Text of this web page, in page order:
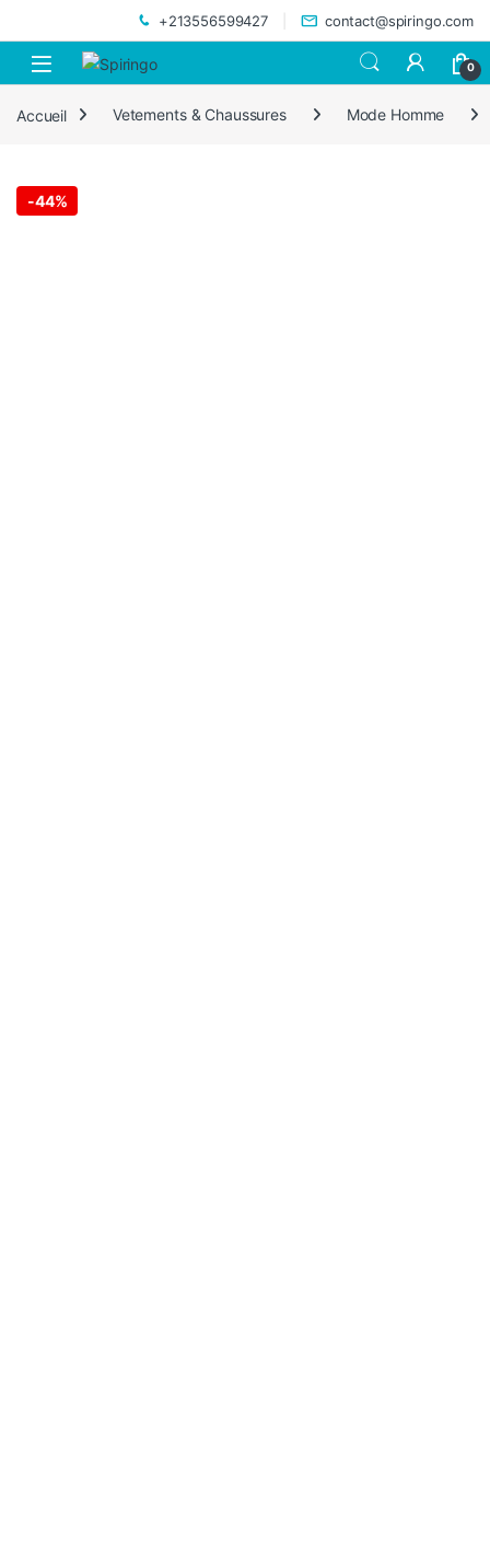
+213556599427 contact@spiringo.com
0
Accueil Vetements & Chaussures Mode Homme
-44%